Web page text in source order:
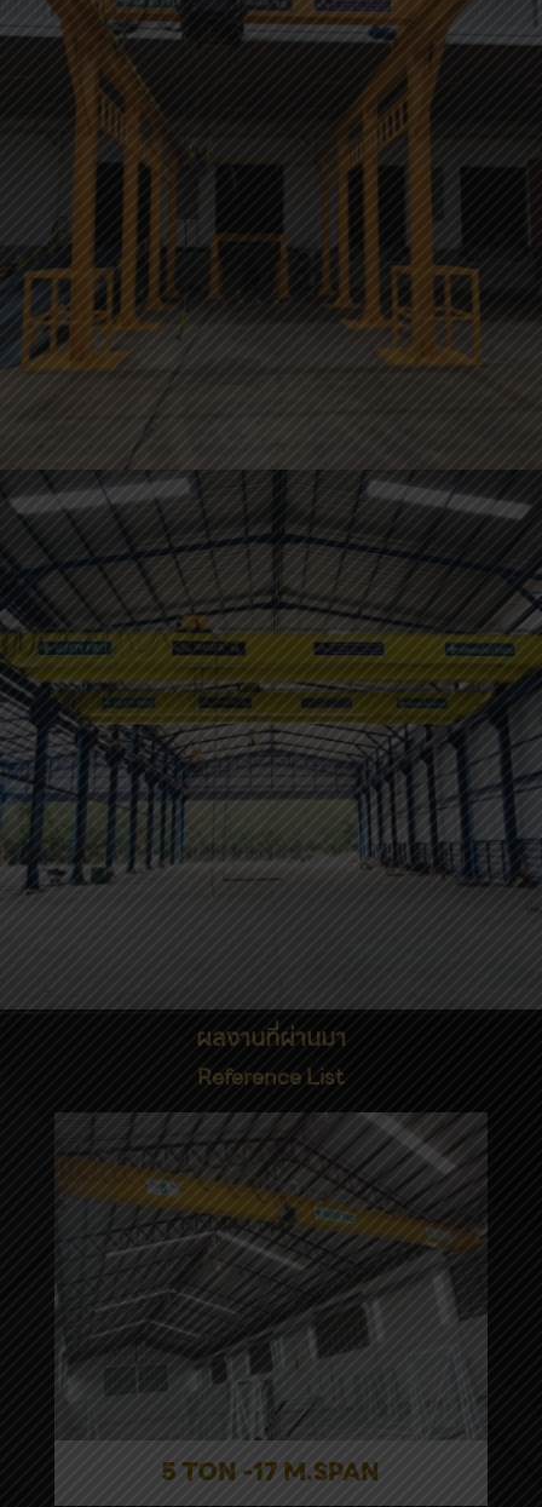
ผลงานที่ผ่านมา
Reference List
5 TON -17 M.SPAN